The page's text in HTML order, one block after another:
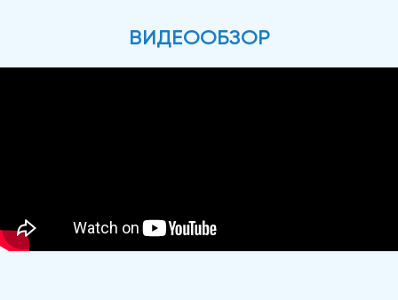
ВИДЕООБЗОР